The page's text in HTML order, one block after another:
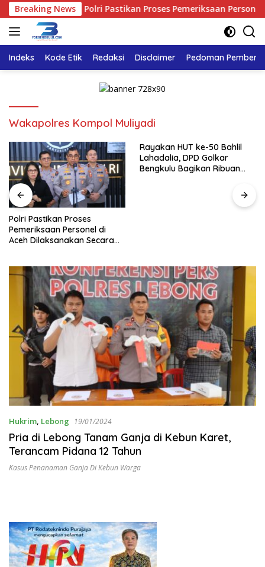
Langsung
ke
konten
Breaking NewsPolri Pastikan Proses Pemeriksaan Personel di
Indeks Kode Etik Redaksi Disclaimer Pedoman
Wakapolres Kompol Muliyadi
Polri Pastikan Proses
Pemeriksaan Personel di
Aceh Dilaksanakan Secara
Rayakan HUT ke-50 Bahlil
Lahadalia, DPD Golkar
Bengkulu Bagikan Ribuan
Hukrim, Lebong 19/01/2024
Pria di Lebong Tanam Ganja di Kebun Karet,
Terancam Pidana 12 Tahun
Kasus Penanaman Ganja Di Kebun Warga